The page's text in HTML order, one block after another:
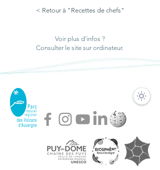
< Retour à "Recettes de chefs"
Voir plus d'infos ?
Consulter le site sur ordinateur.